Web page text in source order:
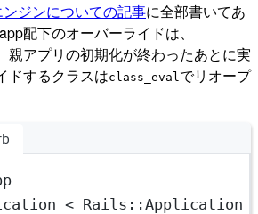
ジンについての記事に全部書いてあ
配下のオーバーライドは、
親アプリの初期化が終わったあとに実
ドするクラスはclass_evalでリオープ
< Rails::Application